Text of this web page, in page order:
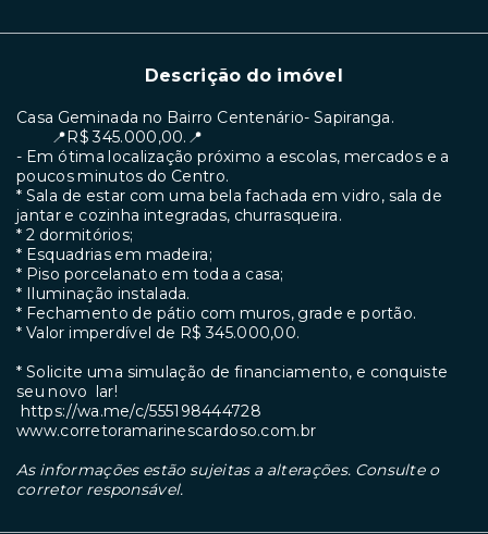
Descrição do imóvel
Casa Geminada no Bairro Centenário- Sapiranga.
📍R$ 345.000,00.📍
- ⁠Em ótima localização próximo a escolas, mercados e a
poucos minutos do Centro.
* Sala de estar com uma bela fachada em vidro, sala de
jantar e cozinha integradas, churrasqueira.
* 2 dormitórios;
* Esquadrias em madeira;
* Piso porcelanato em toda a casa;
* ⁠Iluminação instalada.
* Fechamento de pátio com muros, grade e portão.
* ⁠Valor imperdível de R$ 345.000,00.
* ⁠Solicite uma simulação de financiamento, e conquiste
seu novo lar!
https://wa.me/c/555198444728
www.corretoramarinescardoso.com.br
As informações estão sujeitas a alterações. Consulte o
corretor responsável.